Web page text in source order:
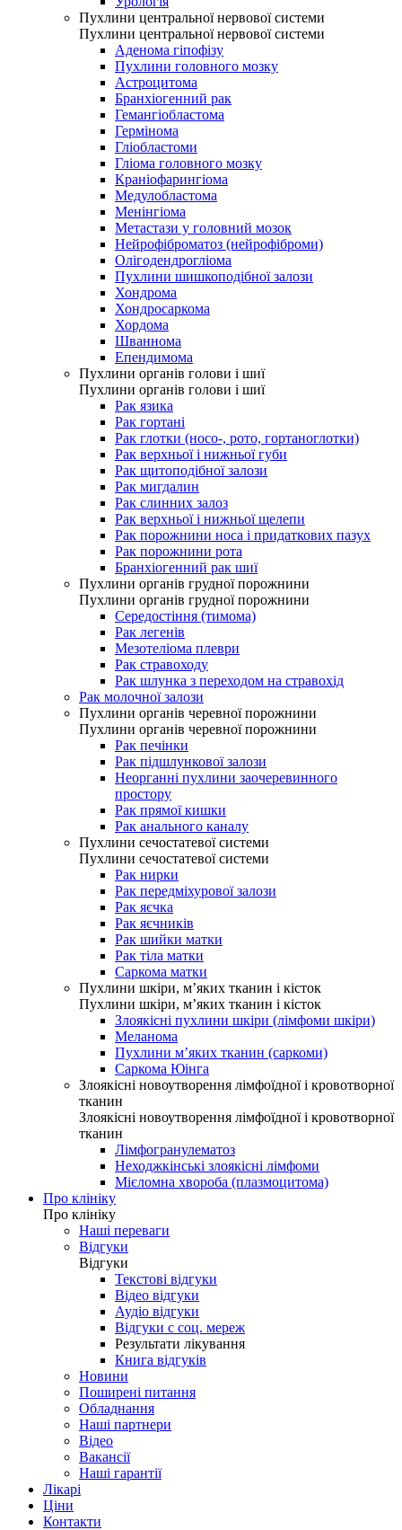
Пухлини центральної нервової системи
Пухлини центральної нервової системи
Аденома гіпофізу
Пухлини головного мозку
Астроцитома
Бранхіогенний рак
Гемангіобластома
Гермінома
Гліобластоми
Гліома головного мозку
Краніофарингіома
Медулобластома
Менінгіома
Метастази у головний мозок
Нейрофіброматоз (нейрофіброми)
Олігодендрогліома
Пухлини шишкоподібної залози
Хондрома
Хондросаркома
Хордома
Шваннома
Епендимома
Пухлини органів голови і шиї
Пухлини органів голови і шиї
Рак язика
Рак гортані
Рак глотки (носо-, рото, гортаноглотки)
Рак верхньої і нижньої губи
Рак щитоподібної залози
Рак мигдалин
Рак слинних залоз
Рак верхньої і нижньої щелепи
Рак порожнини носа і придаткових пазух
Рак порожнини рота
Бранхіогенний рак шиї
Пухлини органів грудної порожнини
Пухлини органів грудної порожнини
Середостіння (тимома)
Рак легенів
Мезотеліома плеври
Рак стравоходу
Рак шлунка з переходом на стравохід
Рак молочної залози
Пухлини органів черевної порожнини
Пухлини органів черевної порожнини
Рак печінки
Рак підшлункової залози
Неорганні пухлини заочеревинного
простору
Рак прямої кишки
Рак анального каналу
Пухлини сечостатевої системи
Пухлини сечостатевої системи
Рак нирки
Рак передміхурової залози
Рак яєчка
Рак яєчників
Рак шийки матки
Рак тіла матки
Саркома матки
Пухлини шкіри, м’яких тканин і кісток
Пухлини шкіри, м’яких тканин і кісток
Злоякісні пухлини шкіри (лімфоми шкіри)
Меланома
Пухлини м’яких тканин (саркоми)
Саркома Юінга
Злоякісні новоутворення лімфоїдної і кровотворної
тканин
Злоякісні новоутворення лімфоїдної і кровотворної
тканин
Лімфогранулематоз
Неходжкінські злоякісні лімфоми
Мієломна хвороба (плазмоцитома)
Про клініку
Про клініку
Наші переваги
Відгуки
Відгуки
Текстові відгуки
Відео відгуки
Аудіо відгуки
Відгуки с соц. мереж
Результати лікування
Книга відгуків
Новини
Поширені питання
Обладнання
Наші партнери
Відео
Вакансії
Наші гарантії
Лікарі
Ціни
Контакти